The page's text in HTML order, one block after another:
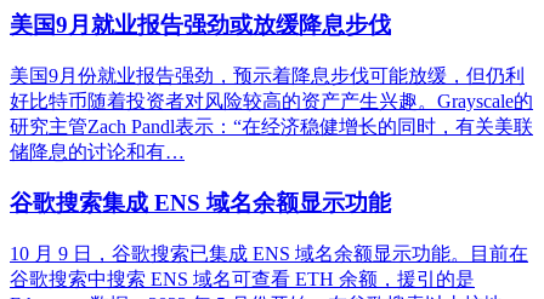
美国9月就业报告强劲或放缓降息步伐
美国9月份就业报告强劲，预示着降息步伐可能放缓，但仍利
好比特币随着投资者对风险较高的资产产生兴趣。Grayscale的
研究主管Zach Pandl表示：“在经济稳健增长的同时，有关美联
储降息的讨论和有…
谷歌搜索集成 ENS 域名余额显示功能
10 月 9 日，谷歌搜索已集成 ENS 域名余额显示功能。目前在
谷歌搜索中搜索 ENS 域名可查看 ETH 余额，援引的是